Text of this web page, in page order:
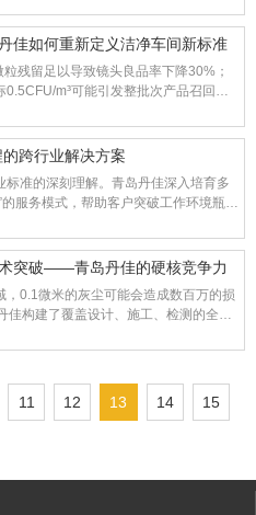
佳如何重新定义洁净车间新标准
残留足以导致镜头良品率下降30%；
m³可能引发整批次产品召回。
（DAFSS）”，正为不同行业提供定制
跨行业解决方案
准的深刻理解。青岛丹佳深入培育多
服务模式，帮助客户突破工作环境瓶
突破——青岛丹佳的硬核竞争力
0.1微米的灰尘可能会造成数百万的损
佳构建了覆盖设计、施工、检测的全链
为精密行业提供可靠的环保。
11 12 13 14 15